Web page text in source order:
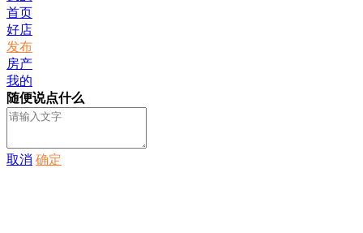
首页
好店
发布
房产
我的
随便说点什么
取消 确定